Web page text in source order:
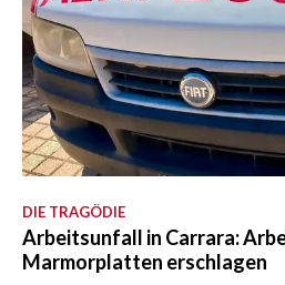
DIE TRAGÖDIE
Arbeitsunfall in Carrara:
Marmorplatten erschlagen